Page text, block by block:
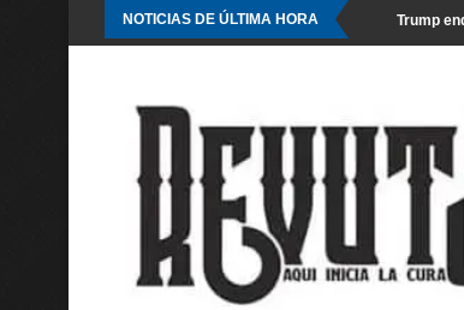
NOTICIAS DE ÚLTIMA HORA Trump